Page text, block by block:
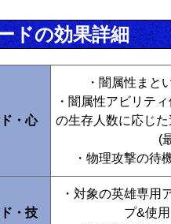
ドの効果詳細
・心
・闇属性まと
・闇属性アビリテ
の生存人数に応じ
(
・物理攻撃の待
・技
・対象の英雄専用
プ&使